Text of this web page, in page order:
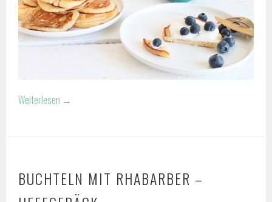
Weiterlesen →
BUCHTELN MIT RHABARBER –